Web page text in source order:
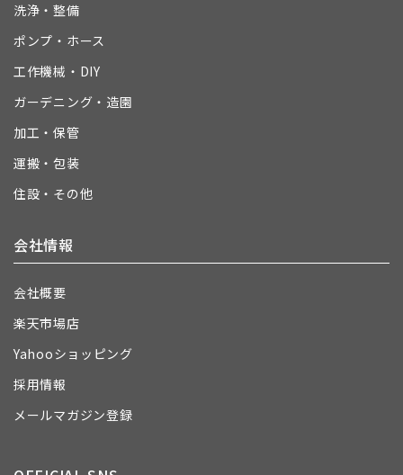
洗浄・整備
ポンプ・ホース
工作機械・DIY
ガーデニング・造園
加工・保管
運搬・包装
住設・その他
会社情報
会社概要
楽天市場店
Yahooショッピング
採用情報
メールマガジン登録